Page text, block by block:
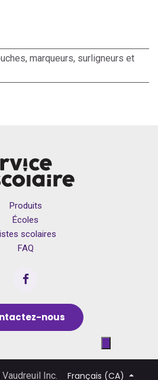
marqueurs, surligneurs et
Produits
Écoles
scolaires
FAQ
nous
Inc. Français (CA)